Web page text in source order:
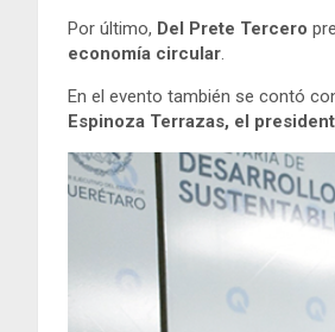
Por último, Del Prete Tercero
economía circular.
En el evento también se contó
Espinoza Terrazas, el